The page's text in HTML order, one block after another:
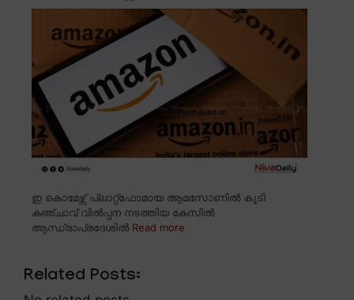
ഇ കൊമേഴ്സ് പ്ലാറ്റ്ഫോമായ ആമസോണിൽ കൂടി
കഞ്ചാവ് വിൽപ്പന നടത്തിയ കേസിൽ
ആന്ധ്രാപ്രദേശിൽ Read more
Related Posts: